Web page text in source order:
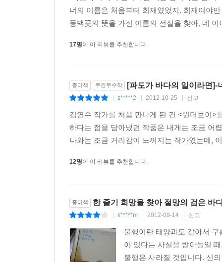
너의 이름은 처음부터 희재였었지. 희재여야
동백꽃의 뜻을 가진 이름의 전설을 찾아, 네
17명이 이 리뷰를 추천합니다.
종이책 주간우수작 [파도가 바다의 일이라면]-
s*****2 2012-10-25 신고
김연수 작가를 처음 만나게 된 건 <원더보이>
하다는 점을 담아냈던 작품은 내게는 조금 어
나와는 조금 거리감이 느껴지는 작가였는데,
12명이 이 리뷰를 추천합니다.
종이책 한 줄기 희망을 찾아 절망의 검은 바
k*****m 2012-09-14 신고
불행이란 태양과도 같아서
이 있다는 사실을 받아들일
불행은 사라질 것입니다. 신